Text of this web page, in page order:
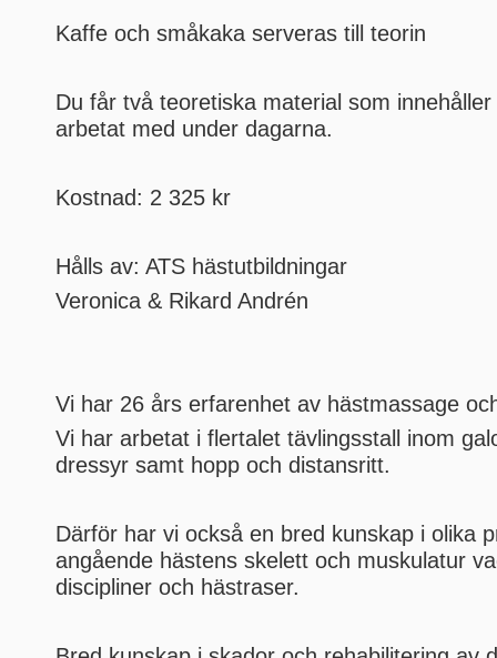
Kaffe och småkaka serveras till teorin
Du får två teoretiska material som
arbetat med under dagarna.
Kostnad: 2 325 kr
Hålls av: ATS hästutbildningar
Veronica & Rikard Andrén
Vi har 26 års erfarenhet av hästmassage
Vi har arbetat i flertalet tävlingsstall inom
dressyr samt hopp och distansritt.
Därför har vi också en bred kunskap i olika
angående hästens skelett och muskulatur
discipliner och hästraser.